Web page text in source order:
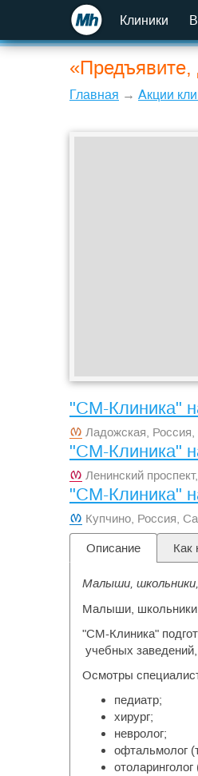
Клиники
«Предъявите,
Главная → Акции
"СМ-Клиника"
Ладожская, Россия,
"СМ-Клиника"
Ленинский
"СМ-Клиника"
Купчино, Россия,
Описание Как
Малыши,
Малыши, школьники,
"СМ-Клиника"
учебных
Осмотры
педиатр;
хирург;
невролог;
офтальмолог